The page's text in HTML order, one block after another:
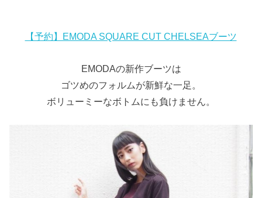
【予約】EMODA SQUARE CUT CHELSEAブーツ
EMODAの新作ブーツは
ゴツめのフォルムが新鮮な一足。
ボリューミーなボトムにも負けません。